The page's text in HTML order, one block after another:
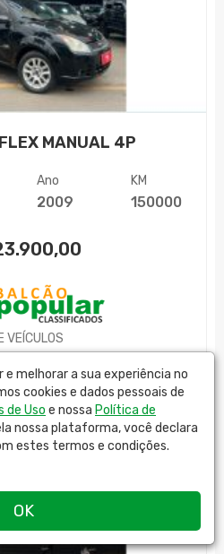
MANUAL 4P
Ano
2009
KM
150000
VEÍCULOS
DETALHES
melhorar a sua experiência no
cookies e dados pessoais de
de Uso e nossa Política de
nossa plataforma, você declara
estes termos e condições.
OK